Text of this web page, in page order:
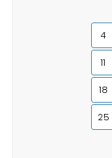
4
11
18
25